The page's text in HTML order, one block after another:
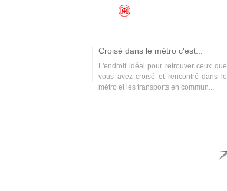
Croisé dans le métro c'est...
L'endroit idéal pour retrouver ceux que
vous avez croisé et rencontré dans le
métro et les transports en commun...